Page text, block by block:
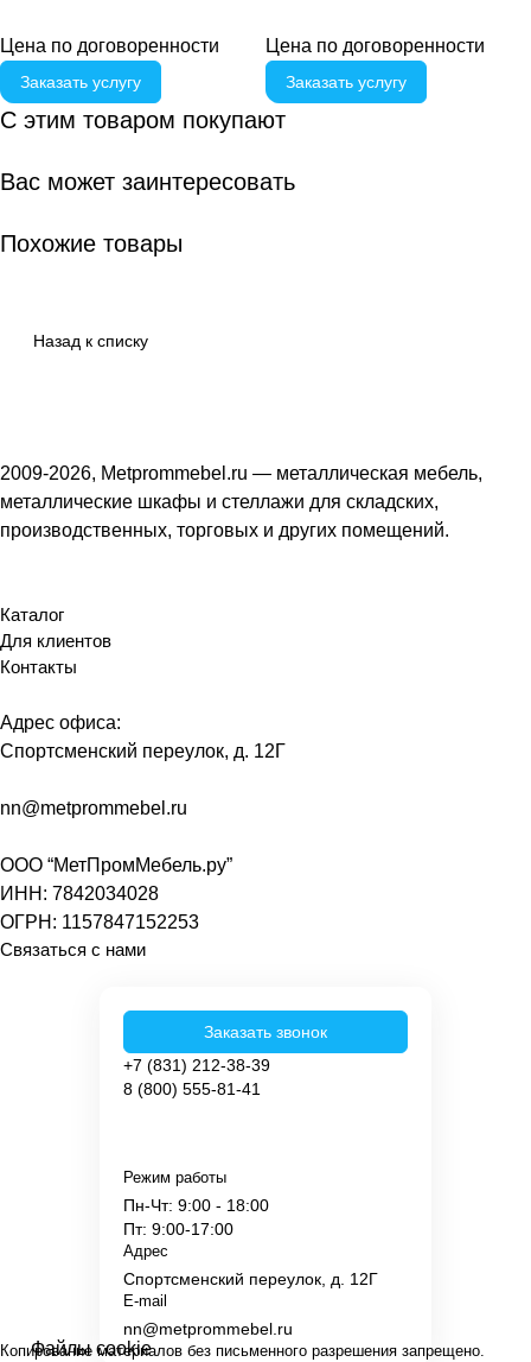
Цена по договоренности
Заказать услугу
Цена по договоренности
Заказать услугу
С этим товаром покупают
Вас может заинтересовать
Похожие товары
Назад к списку
2009-2026, Metprommebel.ru — металлическая мебель,
металлические шкафы и стеллажи для складских,
производственных, торговых и других помещений.
Каталог
Для клиентов
Контакты
Адрес офиса:
Спортсменский переулок, д. 12Г
nn@metprommebel.ru
ООО “МетПромМебель.ру”
ИНН: 7842034028
ОГРН: 1157847152253
Связаться с нами
8 (800) 555-81-41
+7 (831) 212-38-39
Заказать звонок
E-mail
nn@metprommebel.ru
Адрес
Спортсменский переулок, д. 12Г
Режим работы
Пн-Чт: 9:00 - 18:00
Пт: 9:00-17:00
Копирование материалов без письменного разрешения запрещено.
Файлы cookie